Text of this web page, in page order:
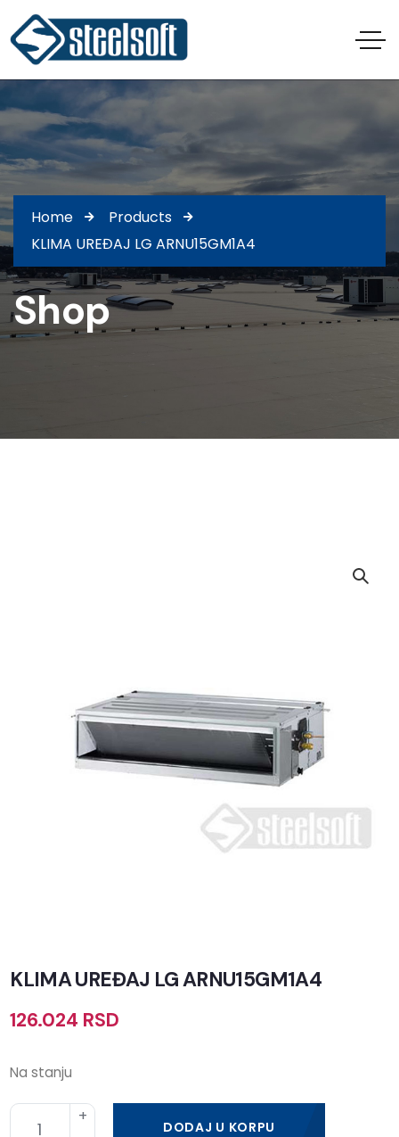
Home
Products
KLIMA UREĐAJ LG ARNU15GM1A4
Shop
KLIMA UREĐAJ LG ARNU15GM1A4
126.024 RSD
Na stanju
DODAJ U KORPU